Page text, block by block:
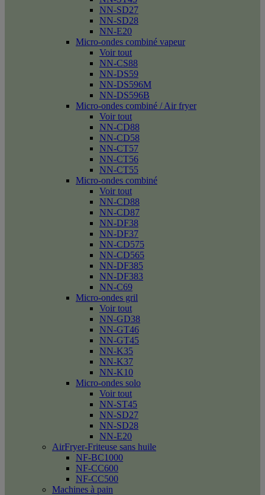
NN-SD27
NN-SD28
NN-E20
Micro-ondes combiné vapeur
Voir tout
NN-CS88
NN-DS59
NN-DS596M
NN-DS596B
Micro-ondes combiné / Air fryer
Voir tout
NN-CD88
NN-CD58
NN-CT57
NN-CT56
NN-CT55
Micro-ondes combiné
Voir tout
NN-CD88
NN-CD87
NN-DF38
NN-DF37
NN-CD575
NN-CD565
NN-DF385
NN-DF383
NN-C69
Micro-ondes gril
Voir tout
NN-GD38
NN-GT46
NN-GT45
NN-K35
NN-K37
NN-K10
Micro-ondes solo
Voir tout
NN-ST45
NN-SD27
NN-SD28
NN-E20
AirFryer-Friteuse sans huile
NF-BC1000
NF-CC600
NF-CC500
Machines à pain